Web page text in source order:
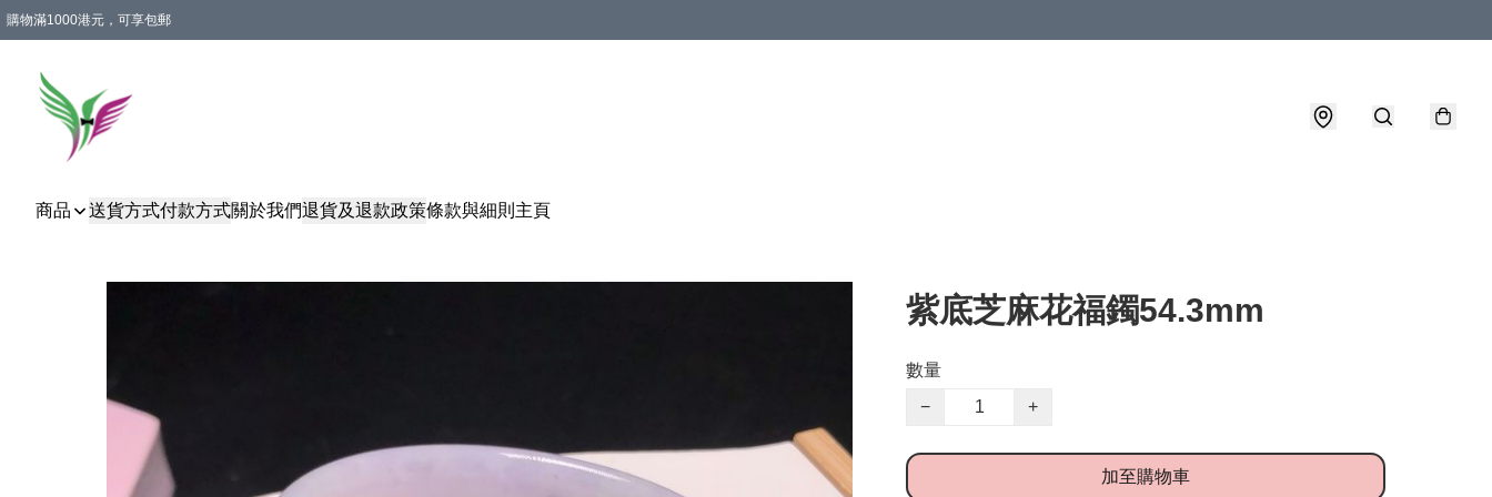
購物滿1000港元，可享包郵
商品 送貨方式付款方式關於我們退貨及退款政策條款與細則 主頁
紫底芝麻花福鐲54.3mm
數量
−
+
加至購物車